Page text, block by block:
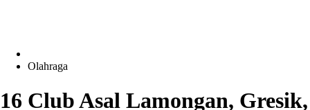
Olahraga
16 Club Asal Lamongan, Gresik,